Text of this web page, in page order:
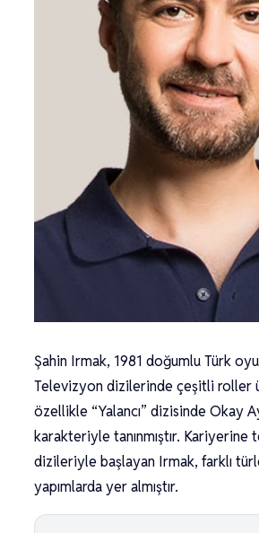
Şahin Irmak, 1981 doğumlu Türk
Televizyon dizilerinde çeşitli roller
özellikle “Yalancı” dizisinde Okay
karakteriyle tanınmıştır. Kariyerine
dizileriyle başlayan Irmak, farklı
yapımlarda yer almıştır.